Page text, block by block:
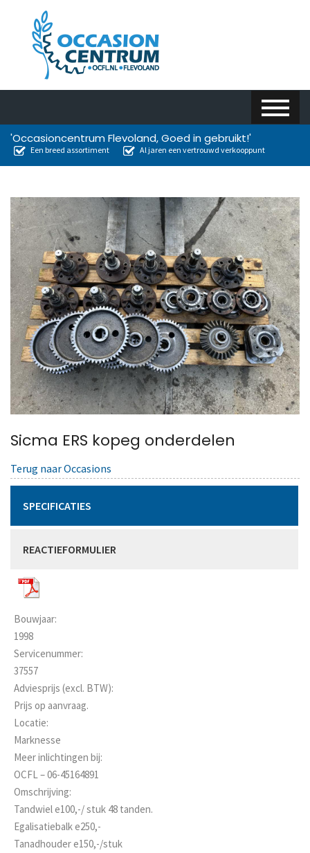
'Occasioncentrum Flevoland, Goed in gebruikt!'
Een breed assortiment Al jaren een vertrouwd verkooppunt
Sicma ERS kopeg onderdelen
Terug naar Occasions
SPECIFICATIES
REACTIEFORMULIER
Bouwjaar:
1998
Servicenummer:
37557
Adviesprijs (excl. BTW):
Prijs op aanvraag.
Locatie:
Marknesse
Meer inlichtingen bij:
OCFL – 06-45164891
Omschrijving:
Tandwiel e100,-/ stuk 48 tanden.
Egalisatiebalk e250,-
Tanadhouder e150,-/stuk